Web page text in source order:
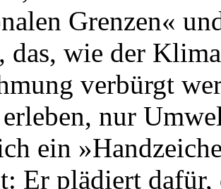
Grenzen«
das, wie der
verbürgt
nur
ein
Er plädiert dafür,